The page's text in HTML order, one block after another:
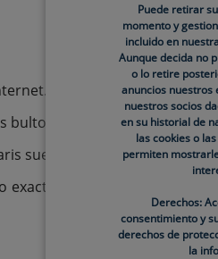
Los principales
bultos pueden estar
suele agravarse durante los
y recomiende los
Puede retirar
momento y
incluido en
Aunque decida no
o lo retire
anuncios nuestros
nuestros socios
en su historial de
las cookies o
permiten
Derechos:
consentimiento y
derechos de
la